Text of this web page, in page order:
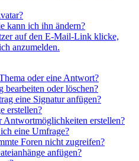
kann ich ihn ändern?
auf den E-Mail-Link klicke,
anzumelden.
oder eine Antwort?
bearbeiten oder löschen?
eine Signatur anfügen?
erstellen?
Antwortmöglichkeiten erstellen?
eine Umfrage?
Foren nicht zugreifen?
anfügen?